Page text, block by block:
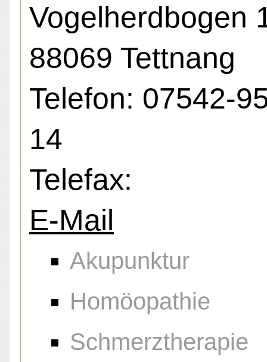
Vogelherdbogen
88069 Tettnang
Telefon: 07542-
14
Telefax:
E-Mail
Akupunktur
Homöopathie
Schmerztherapie